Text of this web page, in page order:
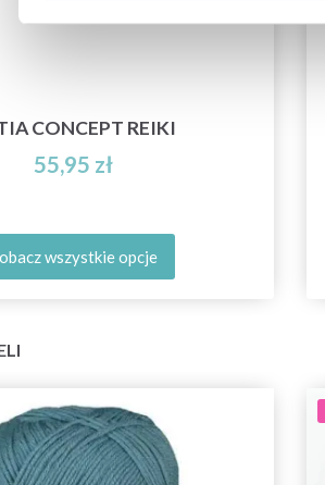
CONCEPT REIKI
55,95 zł
wszystkie opcje